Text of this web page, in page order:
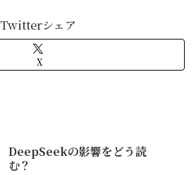
Twitterシェア
X
DeepSeekの影響をどう読
む？